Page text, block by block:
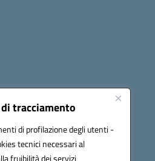
tracciamento
di profilazione degli utenti -
tecnici necessari al
fruibilità dei servizi